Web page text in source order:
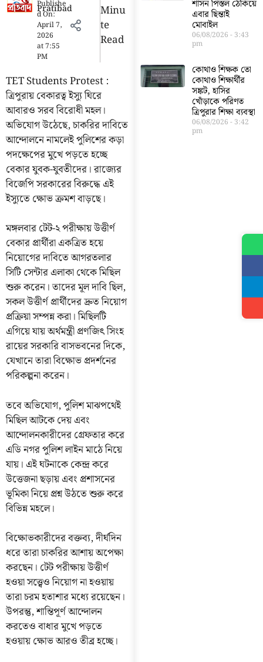
Pratibad
Publishe
d On:
April 7,
2026
at7:55
PM
Minu
Te
Read
TET Students Protest :
ত্রিপুরায় বেকারত্ব ইস্যু ঘিরে
আবারও সরব বিরোধী মহল।
অভিযোগ উঠেছে, চাকরির দাবিতে
আন্দোলনে নামলেই পুলিশের কড়া
পদক্ষেপের মুখে পড়তে হচ্ছে
বেকার যুবক-যুবতীদের। রাজ্যের
বিজেপি সরকারের বিরুদ্ধে এই
ইস্যুতে ক্ষোভ ক্রমশ বাড়ছে।
মঙ্গলবার টেট-২ পরীক্ষায় উত্তীর্ণ
বেকার প্রার্থীরা একত্রিত হয়ে
নিয়োগের দাবিতে আগরতলার
সিটি সেন্টার এলাকা থেকে মিছিল
শুরু করেন। তাদের মূল দাবি ছিল,
সকল উত্তীর্ণ প্রার্থীদের দ্রুত নিয়োগ
প্রক্রিয়া সম্পন্ন করা। মিছিলটি
এগিয়ে যায় অর্থমন্ত্রী প্রণজিৎ সিংহ
রায়ের সরকারি বাসভবনের দিকে,
যেখানে তারা বিক্ষোভ প্রদর্শনের
পরিকল্পনা করেন।
তবে অভিযোগ, পুলিশ মাঝপথেই
মিছিল আটকে দেয় এবং
আন্দোলনকারীদের গ্রেফতার করে
এডি নগর পুলিশ লাইন মাঠে নিয়ে
যায়। এই ঘটনাকে কেন্দ্র করে
উত্তেজনা ছড়ায় এবং প্রশাসনের
ভূমিকা নিয়ে প্রশ্ন উঠতে শুরু করে
বিভিন্ন মহলে।
বিক্ষোভকারীদের বক্তব্য, দীর্ঘদিন
ধরে তারা চাকরির আশায় অপেক্ষা
করছেন। টেট পরীক্ষায় উত্তীর্ণ
হওয়া সত্ত্বেও নিয়োগ না হওয়ায়
তারা চরম হতাশার মধ্যে রয়েছেন।
উপরন্তু, শান্তিপূর্ণ আন্দোলন
করতেও বাধার মুখে পড়তে
হওয়ায় ক্ষোভ আরও তীব্র হচ্ছে।
শাসন পিস্তল ঠেকিয়ে
এবার ছিন্তাই
মোবাইল
06/08/2026 3:43
pm
কোথাও শিক্ষক তো
কোথাও শিক্ষার্থীর
সঙ্কট, হাসির
খোঁড়াকে পরিণত
ত্রিপুরার শিক্ষা ব্যবস্থা
06/08/2026 3:42
pm